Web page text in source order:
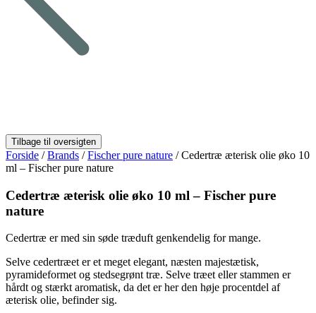
Forside /Brands /Fischer pure nature / Cedertræ æterisk olie øko 10
ml – Fischer pure nature
Cedertræ æterisk olie øko 10 ml – Fischer pure
nature
Cedertræ er med sin søde træduft genkendelig for mange.
Selve cedertræet er et meget elegant, næsten majestætisk,
pyramideformet og stedsegrønt træ. Selve træet eller stammen er
hårdt og stærkt aromatisk, da det er her den høje procentdel af
æterisk olie, befinder sig.